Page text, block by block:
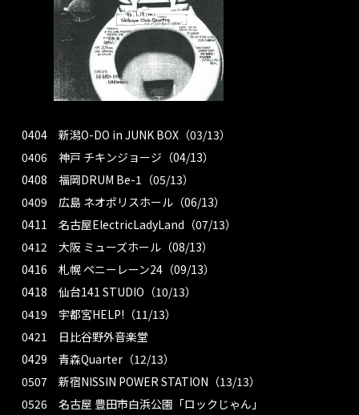
0404 新潟O-DO in JUNK BOX（03/13）
0406 神戸 チキンジョージ（04/13）
0408 福岡DRUM Be-1（05/13）
0409 広島 ネオポリスホール（06/13）
0411 名古屋ElectricLadyLand（07/13）
0412 大阪 ミューズホール（08/13）
0416 札幌 ペニーレーン24（09/13）
0418 仙台141 STUDIO（10/13）
0419 宇都宮HELP!（11/13）
0421 日比谷野外音楽堂
0429 青森Quarter（12/13）
0507 新宿NISSIN POWER STATION（13/13）
0526 名古屋 豊田市白浜公園「ロックじゃん」